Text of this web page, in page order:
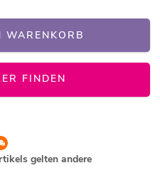
WARENKORB
FINDEN
gelten andere